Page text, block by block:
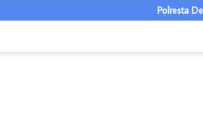
Polresta Deli Serdang